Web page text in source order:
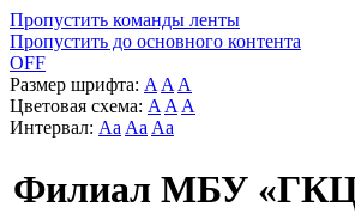
Пропустить команды ленты
Пропустить до основного контента
OFF
Размер шрифта: A A A
Цветовая схема: A A A
Интервал: Aa Aa Aa
Филиал МБУ